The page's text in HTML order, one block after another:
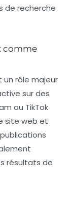
de recherche
comme
rôle majeur
sur des
ou TikTok
site web et
résultats de